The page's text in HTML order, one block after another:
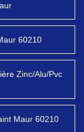
60210
Zinc/Alu/Pvc
Maur 60210